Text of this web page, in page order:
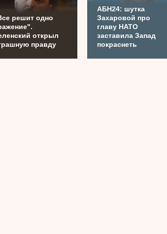
решит одно
открыл
правду
АБН24: шутка
Захаровой про
главу НАТО
заставила Запад
покраснеть